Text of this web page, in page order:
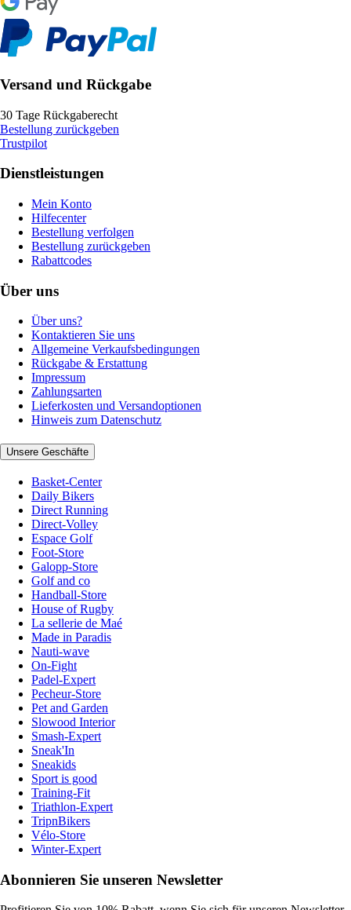
Versand und Rückgabe
30 Tage Rückgaberecht
Bestellung zurückgeben
Trustpilot
Dienstleistungen
Mein Konto
Hilfecenter
Bestellung verfolgen
Bestellung zurückgeben
Rabattcodes
Über uns
Über uns?
Kontaktieren Sie uns
Allgemeine Verkaufsbedingungen
Rückgabe & Erstattung
Impressum
Zahlungsarten
Lieferkosten und Versandoptionen
Hinweis zum Datenschutz
Unsere Geschäfte
Basket-Center
Daily Bikers
Direct Running
Direct-Volley
Espace Golf
Foot-Store
Galopp-Store
Golf and co
Handball-Store
House of Rugby
La sellerie de Maé
Made in Paradis
Nauti-wave
On-Fight
Padel-Expert
Pecheur-Store
Pet and Garden
Slowood Interior
Smash-Expert
Sneak'In
Sneakids
Sport is good
Training-Fit
Triathlon-Expert
TripnBikers
Vélo-Store
Winter-Expert
Abonnieren Sie unseren Newsletter